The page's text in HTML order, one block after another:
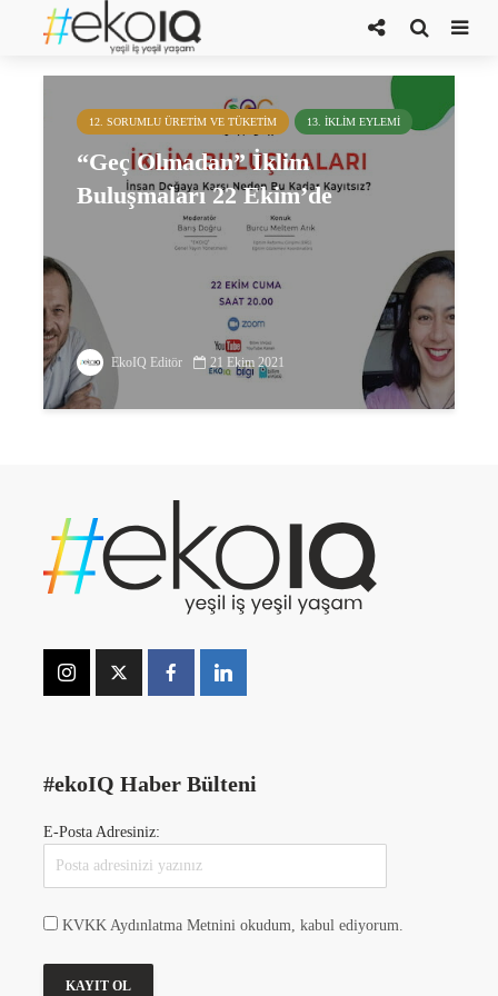
Doğa tahribatı
12. SORUMLU ÜRETIM VE TÜKETIM 13. İKLIM EYLEMI
“Geç Olmadan” İklim
Buluşmaları 22 Ekim’de
EkoIQ Editör 21 Ekim 2021
#ekoIQ Haber Bülteni
E-Posta Adresiniz:
KVKK Aydınlatma Metnini okudum, kabul ediyorum.